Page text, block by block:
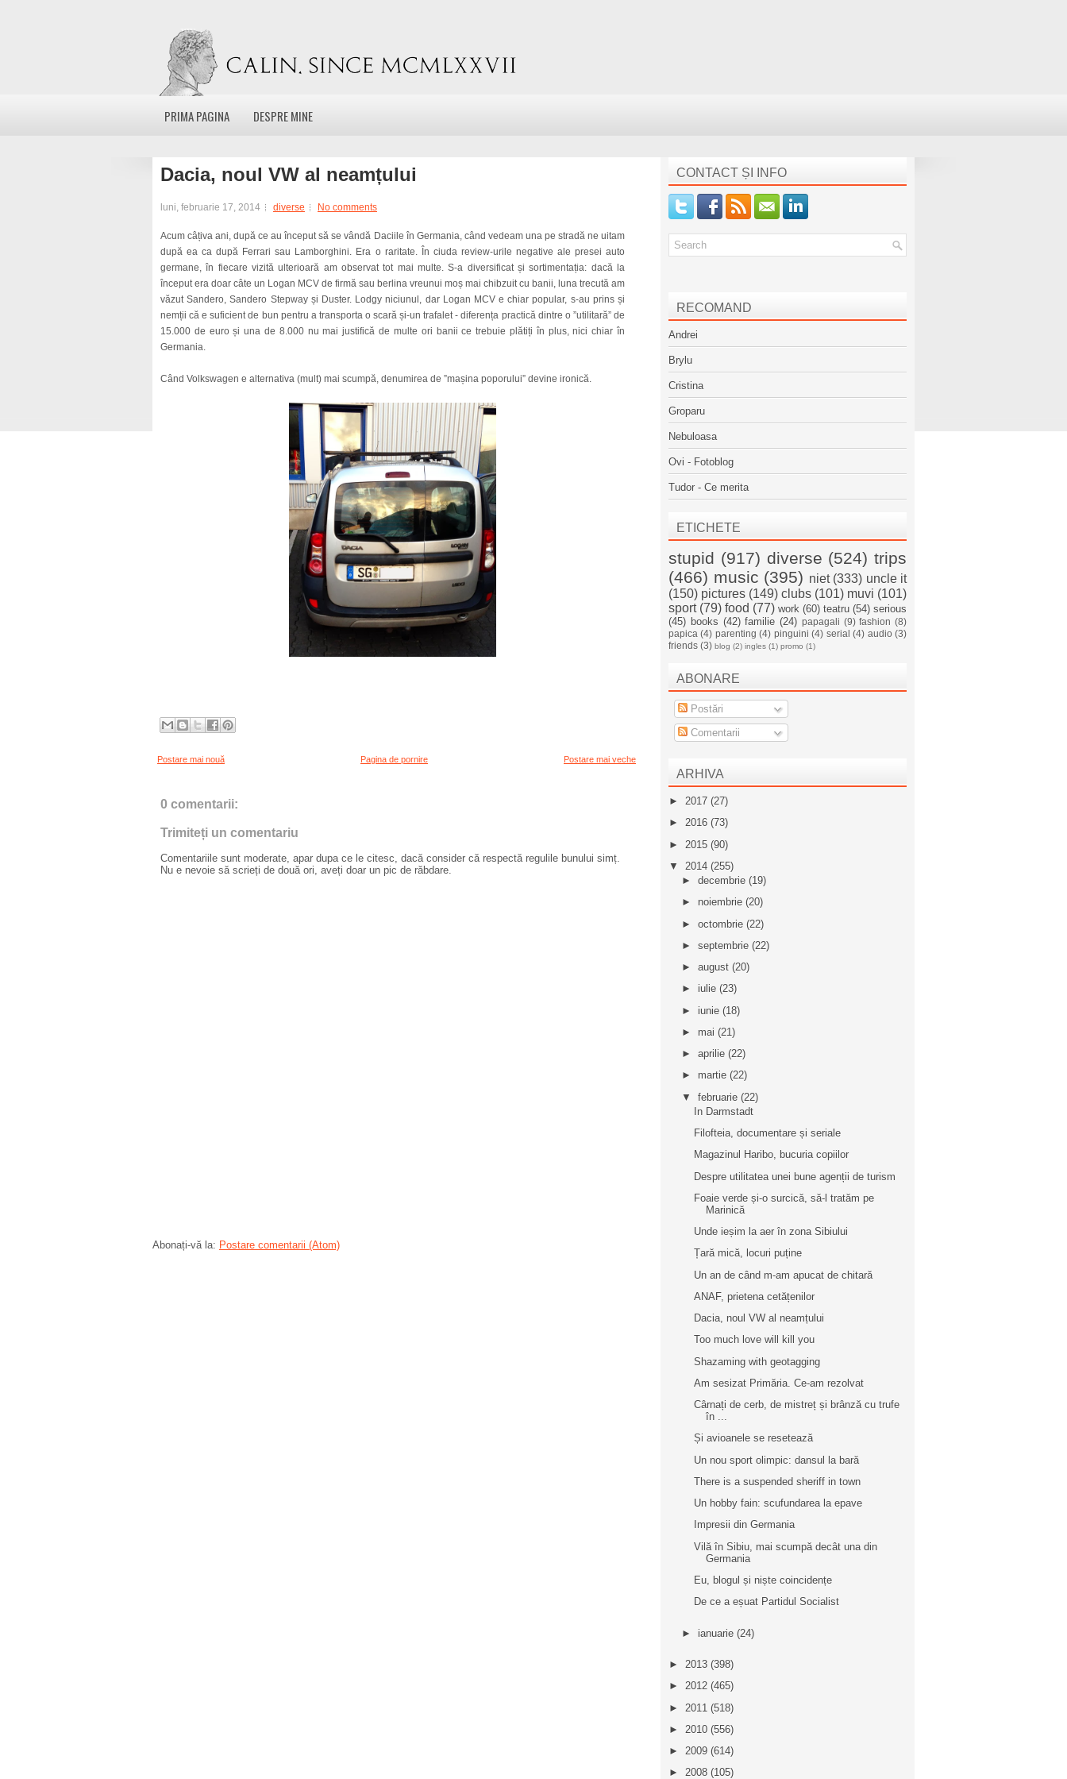
PRIMA PAGINA DESPRE MINE
Dacia, noul VW al neamțului
luni, februarie 17, 2014 diverse No comments
Acum câțiva ani, după ce au început să se vândă Daciile în Germania, când vedeam una pe stradă ne uitam
după ea ca după Ferrari sau Lamborghini. Era o raritate. În ciuda review-urile negative ale presei auto
germane, în fiecare vizită ulterioară am observat tot mai multe. S-a diversificat și sortimentația: dacă la
început era doar câte un Logan MCV de firmă sau berlina vreunui moș mai chibzuit cu banii, luna trecută am
văzut Sandero, Sandero Stepway și Duster. Lodgy niciunul, dar Logan MCV e chiar popular, s-au prins și
nemții că e suficient de bun pentru a transporta o scară și-un trafalet - diferența practică dintre o ”utilitară” de
15.000 de euro și una de 8.000 nu mai justifică de multe ori banii ce trebuie plătiți în plus, nici chiar în
Germania.
Când Volkswagen e alternativa (mult) mai scumpă, denumirea de ”mașina poporului” devine ironică.
Postare mai nouă Postare mai veche
Pagina de pornire
0 comentarii:
Trimiteți un comentariu
Comentariile sunt moderate, apar dupa ce le citesc, dacă consider că respectă regulile bunului simț.
Nu e nevoie să scrieți de două ori, aveți doar un pic de răbdare.
Abonați-vă la: Postare comentarii (Atom)
CONTACT ȘI INFO
RECOMAND
Andrei
Brylu
Cristina
Groparu
Nebuloasa
Ovi - Fotoblog
Tudor - Ce merita
ETICHETE
stupid (917) diverse (524) trips
(466) music (395) niet (333) uncle it
(150) pictures (149) clubs (101) muvi (101)
sport (79) food (77) work (60) teatru (54) serious
(45) books (42) familie (24) papagali (9) fashion (8)
papica (4) parenting (4) pinguini (4) serial (4) audio (3)
friends (3) blog (2) ingles (1) promo (1)
ABONARE
Postări
Comentarii
ARHIVA
► 2017 (27)
► 2016 (73)
► 2015 (90)
▼ 2014 (255)
► decembrie (19)
► noiembrie (20)
► octombrie (22)
► septembrie (22)
► august (20)
► iulie (23)
► iunie (18)
► mai (21)
► aprilie (22)
► martie (22)
▼ februarie (22)
In Darmstadt
Filofteia, documentare și seriale
Magazinul Haribo, bucuria copiilor
Despre utilitatea unei bune agenții de turism
Foaie verde și-o surcică, să-l tratăm pe
Marinică
Unde ieșim la aer în zona Sibiului
Țară mică, locuri puține
Un an de când m-am apucat de chitară
ANAF, prietena cetățenilor
Dacia, noul VW al neamțului
Too much love will kill you
Shazaming with geotagging
Am sesizat Primăria. Ce-am rezolvat
Cârnați de cerb, de mistreț și brânză cu trufe
în ...
Și avioanele se resetează
Un nou sport olimpic: dansul la bară
There is a suspended sheriff in town
Un hobby fain: scufundarea la epave
Impresii din Germania
Vilă în Sibiu, mai scumpă decât una din
Germania
Eu, blogul și niște coincidențe
De ce a eșuat Partidul Socialist
► ianuarie (24)
► 2013 (398)
► 2012 (465)
► 2011 (518)
► 2010 (556)
► 2009 (614)
► 2008 (105)